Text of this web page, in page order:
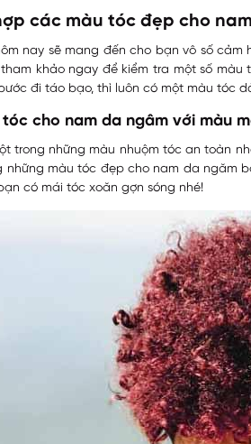
các màu tóc đẹp cho
nay sẽ mang đến cho bạn vô số
tham khảo ngay để kiểm tra một số
đi táo bạo, thì luôn có một màu tóc
tóc cho nam da ngâm với màu
trong những màu nhuộm tóc an toàn
những màu tóc đẹp cho nam da ngăm
có mái tóc xoăn gợn sóng nhé!